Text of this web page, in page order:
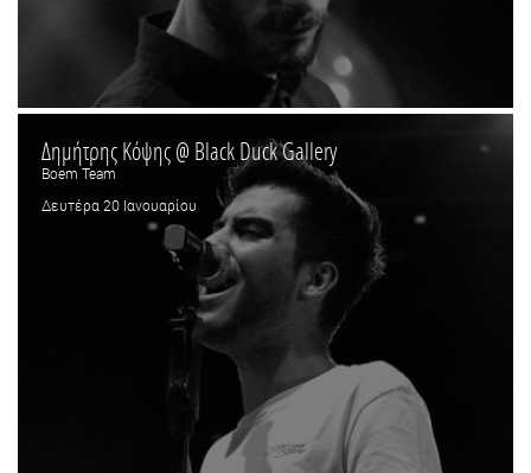
Δημήτρης Κόψης @ Black Duck Gallery
Boem Team
Δευτέρα 20 Ιανουαρίου